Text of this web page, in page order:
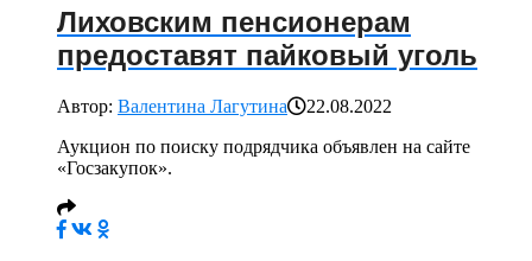
Лиховским пенсионерам
предоставят пайковый уголь
Автор: Валентина Лагутина
22.08.2022
Аукцион по поиску подрядчика объявлен на сайте
«Госзакупок».